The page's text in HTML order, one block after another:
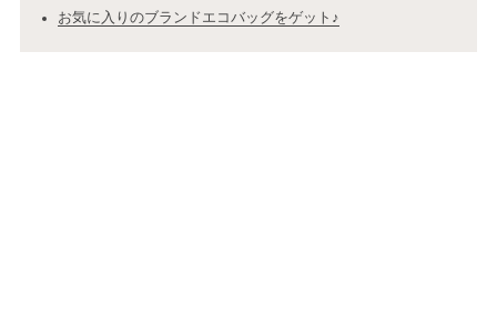
お気に入りのブランドエコバッグをゲット♪